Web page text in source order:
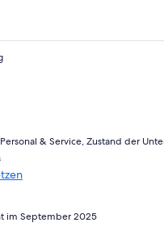
& Service, Zustand der
im September 2025